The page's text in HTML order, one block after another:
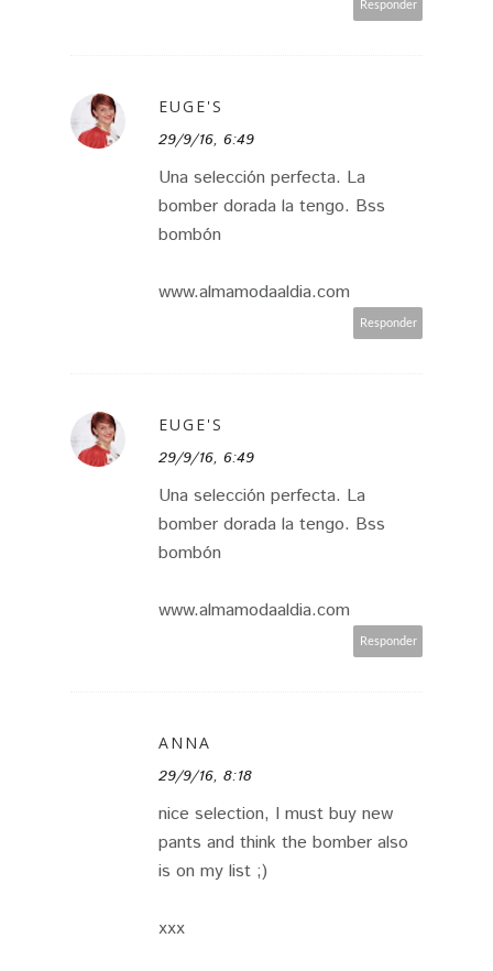
Responder
EUGE'S
29/9/16, 6:49
Una selección perfecta. La
bomber dorada la tengo. Bss
bombón
www.almamodaaldia.com
Responder
EUGE'S
29/9/16, 6:49
Una selección perfecta. La
bomber dorada la tengo. Bss
bombón
www.almamodaaldia.com
Responder
ANNA
29/9/16, 8:18
nice selection, I must buy new
pants and think the bomber also
is on my list ;)
xxx